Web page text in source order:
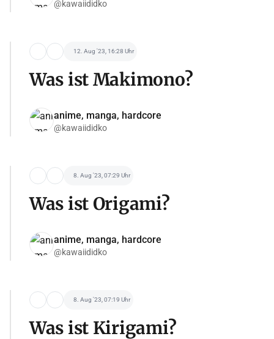
@kawaiididko
12. Aug '23, 16:28 Uhr
Was ist Makimono?
anime, manga, hardcore
@kawaiididko
8. Aug '23, 07:29 Uhr
Was ist Origami?
anime, manga, hardcore
@kawaiididko
8. Aug '23, 07:19 Uhr
Was ist Kirigami?